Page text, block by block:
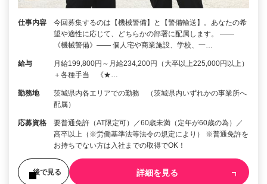
仕事内容
今回募集するのは【機械警備】と【警備輸送】。あなたの希
望や適性に応じて、どちらかの部署に配属します。 ――
《機械警備》―― 個人宅や商業施設、学校、一…
給与
月給199,800円～月給234,200円（大卒以上225,000円以上）
＋各種手当 《★…
勤務地
茨城県内各エリアでの勤務 （茨城県内いずれかの事業所へ
配属）
応募資格
要普通免許（AT限定可）／60歳未満（定年が60歳の為）／
高卒以上（※労働基準法等法令の規定により） ※普通免許を
お持ちでない方は入社までの取得でOK！
後で見る 詳細を見る